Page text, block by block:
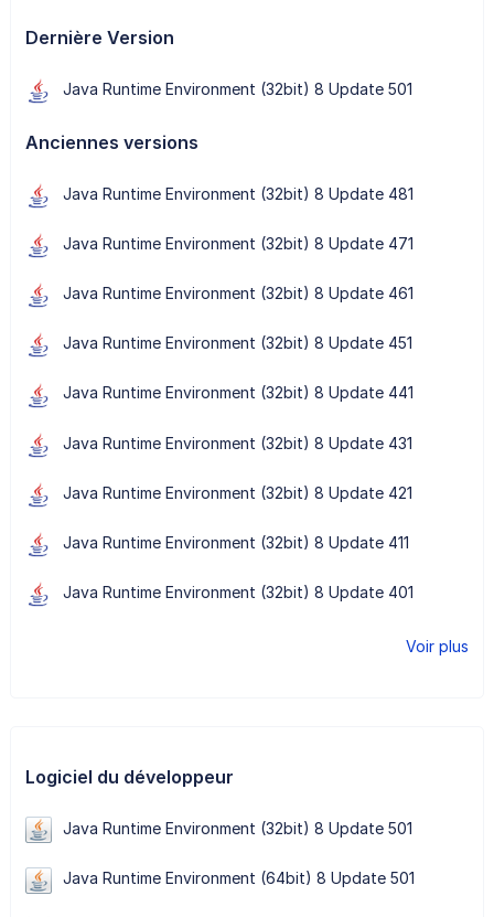
Dernière Version
Java Runtime Environment (32bit) 8 Update 501
Anciennes versions
Java Runtime Environment (32bit) 8 Update 481
Java Runtime Environment (32bit) 8 Update 471
Java Runtime Environment (32bit) 8 Update 461
Java Runtime Environment (32bit) 8 Update 451
Java Runtime Environment (32bit) 8 Update 441
Java Runtime Environment (32bit) 8 Update 431
Java Runtime Environment (32bit) 8 Update 421
Java Runtime Environment (32bit) 8 Update 411
Java Runtime Environment (32bit) 8 Update 401
Voir plus
Logiciel du développeur
Java Runtime Environment (32bit) 8 Update 501
Java Runtime Environment (64bit) 8 Update 501